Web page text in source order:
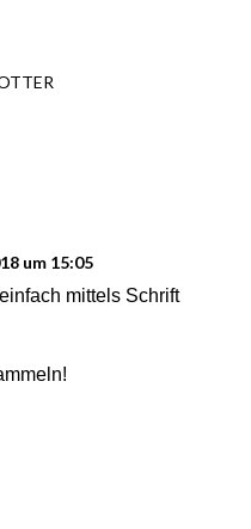
um 15:05
mittels Schrift